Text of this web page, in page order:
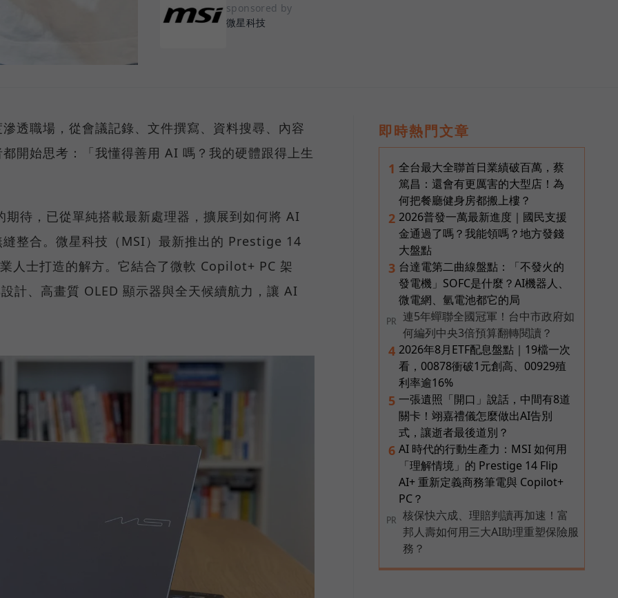
sponsored by
微星科技
透職場，從會議記錄、文件撰寫、資料搜尋、內容
開始思考：「我懂得善用 AI 嗎？我的硬體跟得上生
待，已從單純搭載最新處理器，擴展到如何將 AI
整合。微星科技（MSI）最新推出的 Prestige 14
人士打造的解方。它結合了微軟 Copilot+ PC 架
計、高畫質 OLED 顯示器與全天候續航力，讓 AI
即時熱門文章
1 全台最大全聯首日業績破百萬，蔡
篤昌：還會有更厲害的大型店！為
何把餐廳健身房都搬上樓？
2 2026普發一萬最新進度｜國民支援
金通過了嗎？我能領嗎？地方發錢
大盤點
3 台達電第二曲線盤點：「不發火的
發電機」SOFC是什麼？AI機器人、
微電網、氫電池都它的局
PR
連5年蟬聯全國冠軍！台中市政府如
何編列中央3倍預算翻轉閱讀？
4 2026年8月ETF配息盤點｜19檔一次
看，00878衝破1元創高、00929殖
利率逾16%
5 一張遺照「開口」說話，中間有8道
關卡！翊嘉禮儀怎麼做出AI告別
式，讓逝者最後道別？
6 AI 時代的行動生產力：MSI 如何用
「理解情境」的 Prestige 14 Flip
AI+ 重新定義商務筆電與 Copilot+
PC？
PR
核保快六成、理賠判讀再加速！富
邦人壽如何用三大AI助理重塑保險服
務？